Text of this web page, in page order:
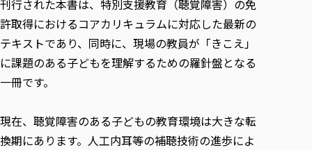
刊行された本書は、特別支援教育（聴覚障害）の免
許取得におけるコアカリキュラムに対応した最新の
テキストであり、同時に、現場の教員が「きこえ」
に課題のある子どもを理解するための羅針盤となる
一冊です。
現在、聴覚障害のある子どもの教育環境は大きな転
換期にあります。人工内耳等の補聴技術の進歩によ